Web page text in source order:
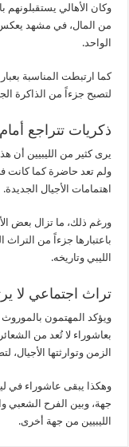
وكان الأهالي
من المال، في مشهد يعكس
الواحد.
كما ارتبطت المناسبة
لتصبح جزءاً من الذاكرة
ذكريات تتراجع
يرى كثير من الليبيين أن
ولم تعد حاضرة كما كانت
اهتمامات الأجيال الجديدة.
ورغم ذلك، ما تزال بعض
باعتبارها جزءاً من
الليبي وتاريخه.
تراث اجتماعي لا
ويؤكد المهتمون
بعاشوراء لا تُعد من
الزمن وتوارثتها
وهكذا يبقى عاشوراء في
جهة، وبين الفرح الشعبي
الليبيين من جهة أخرى.